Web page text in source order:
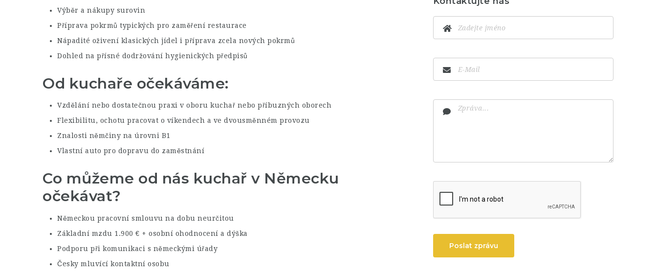
Výběr a nákupy surovin
Příprava pokrmů typických pro zaměření restaurace
Nápadité oživení klasických jídel i příprava zcela nových pokrmů
Dohled na přísné dodržování hygienických předpisů
Od kuchaře očekáváme:
Vzdělání nebo dostatečnou praxi v oboru kuchař nebo příbuzných oborech
Flexibilitu, ochotu pracovat o víkendech a ve dvousměnném provozu
Znalosti němčiny na úrovni B1
Vlastní auto pro dopravu do zaměstnání
Co můžeme od nás kuchař v Německu
očekávat?
Německou pracovní smlouvu na dobu neurčitou
Základní mzdu 1.900 € + osobní ohodnocení a dýška
Podporu při komunikaci s německými úřady
Česky mluvící kontaktní osobu
Poslat zprávu